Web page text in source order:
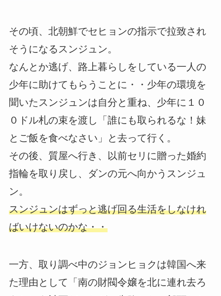
その頃、北朝鮮でセヒョンの指示で拉致され
そうになるスンジュン。
なんとか逃げ、路上暮らしをしている一人の
少年に助けてもらうことに・・少年の環境を
聞いたスンジュンは自分と重ね、少年に１０
０ドル札の束を渡し「誰にも取られるな！妹
とご飯を食べなさい」と去って行く。
その後、質屋へ行き、以前セリに贈った婚約
指輪を取り戻し、ダンの元へ向かうスンジュ
ン。
スンジュンはずっと逃げ回る生活をしなけれ
ばいけないのかな・・
一方、取り調べ中のジョンヒョクは韓国へ来
た理由として「南の財閥令嬢を北に連れ去ろ